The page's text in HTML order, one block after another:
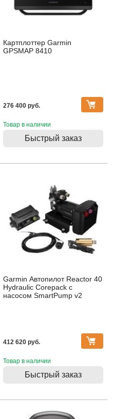
Картплоттер Garmin
GPSMAP 8410
276 400 pуб.
Товар в наличии
Быстрый заказ
Garmin Автопилот Reactor 40
Hydraulic Corepack c
насосом SmartPump v2
412 620 pуб.
Товар в наличии
Быстрый заказ